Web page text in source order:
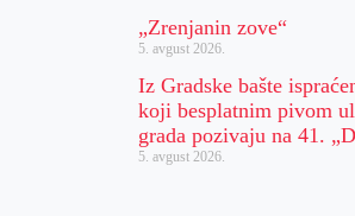
„Zrenjanin zove“
5. avgust 2026.
Iz Gradske bašte
koji besplatnim pivom
grada pozivaju na 41.
5. avgust 2026.